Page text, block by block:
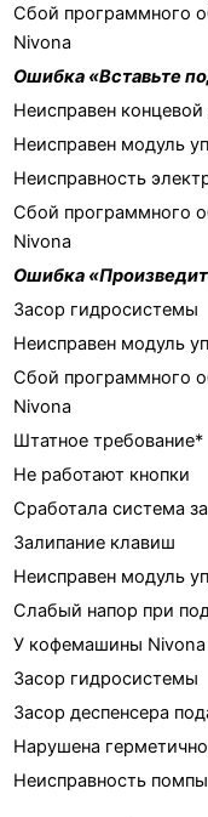
Сбой программного
Nivona
Ошибка «Вставьте
Неисправен концевой
Неисправен модуль
Неисправность
Сбой программного
Nivona
Ошибка
Засор гидросистемы
Неисправен модуль
Сбой программного
Nivona
Штатное требование*
Не работают кнопки
Сработала система
Залипание клавиш
Неисправен модуль
Слабый напор при
У кофемашины Nivona
Засор гидросистемы
Засор деспенсера
Нарушена
Неисправность помпы